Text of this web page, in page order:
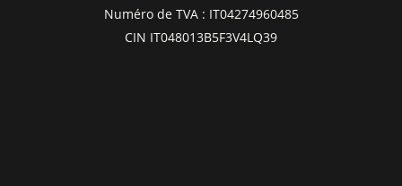
Numéro de TVA : IT04274960485
CIN IT048013B5F3V4LQ39